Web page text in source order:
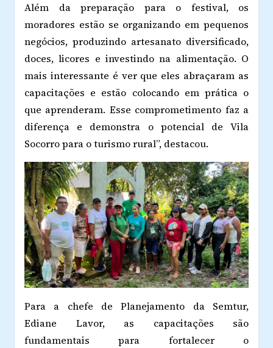
Além da preparação para o festival, os
moradores estão se organizando em pequenos
negócios, produzindo artesanato diversificado,
doces, licores e investindo na alimentação. O
mais interessante é ver que eles abraçaram as
capacitações e estão colocando em prática o
que aprenderam. Esse comprometimento faz a
diferença e demonstra o potencial de Vila
Socorro para o turismo rural”, destacou.
Para a chefe de Planejamento da Semtur,
Ediane Lavor, as capacitações são
fundamentais para fortalecer o